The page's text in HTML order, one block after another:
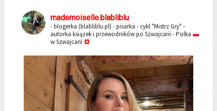
mademoiselle.blabliblu
- blogerka (blabliblu.pl) - pisarka - cykl "Mistrz Gry" -
autorka książek i przewodników po Szwajcarii - Polka
w Szwajcarii